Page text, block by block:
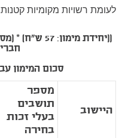
לעומת רשויות מקומיות
((יחידת מימון: 57 ש"ח) * (מספר בעלי זכות
סכום המימון
היישוב
מספר
תושבים
בעלי זכות
בחירה